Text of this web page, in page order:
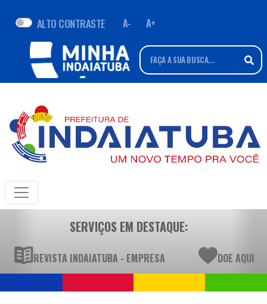
ALTO CONTRASTE A- A+
SERVIÇOS EM DESTAQUE:
REVISTA INDAIATUBA - EMPRESA DOE AQUI